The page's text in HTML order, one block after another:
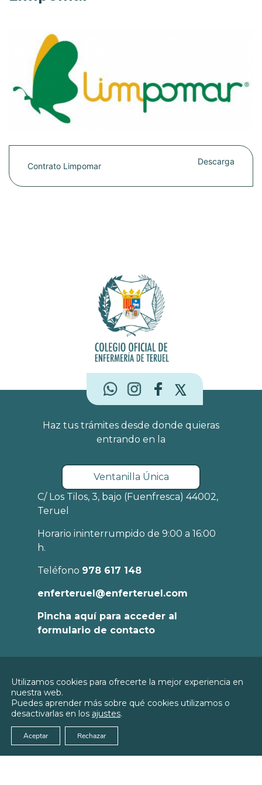
Contrato Limpomar Descarga
Haz tus trámites desde donde quieras
entrando en la
Ventanilla Única
C/ Los Tilos, 3, bajo (Fuenfresca) 44002,
Teruel
Horario ininterrumpido de 9:00 a 16:00
h.
Teléfono 978 617 148
enferteruel@enferteruel.com
Pincha aquí para acceder al
formulario de contacto
© 2026 Colegio Oficial de Enfermería de
Teruel
Política de
Privacidad
Política de
Utilizamos cookies para ofrecerte la mejor experiencia en
nuestra web.
Puedes aprender más sobre qué cookies utilizamos o
desactivarlas en los ajustes.
Aceptar Rechazar